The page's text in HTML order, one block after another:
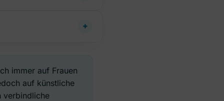
immer auf Frauen
auf künstliche
verbindliche